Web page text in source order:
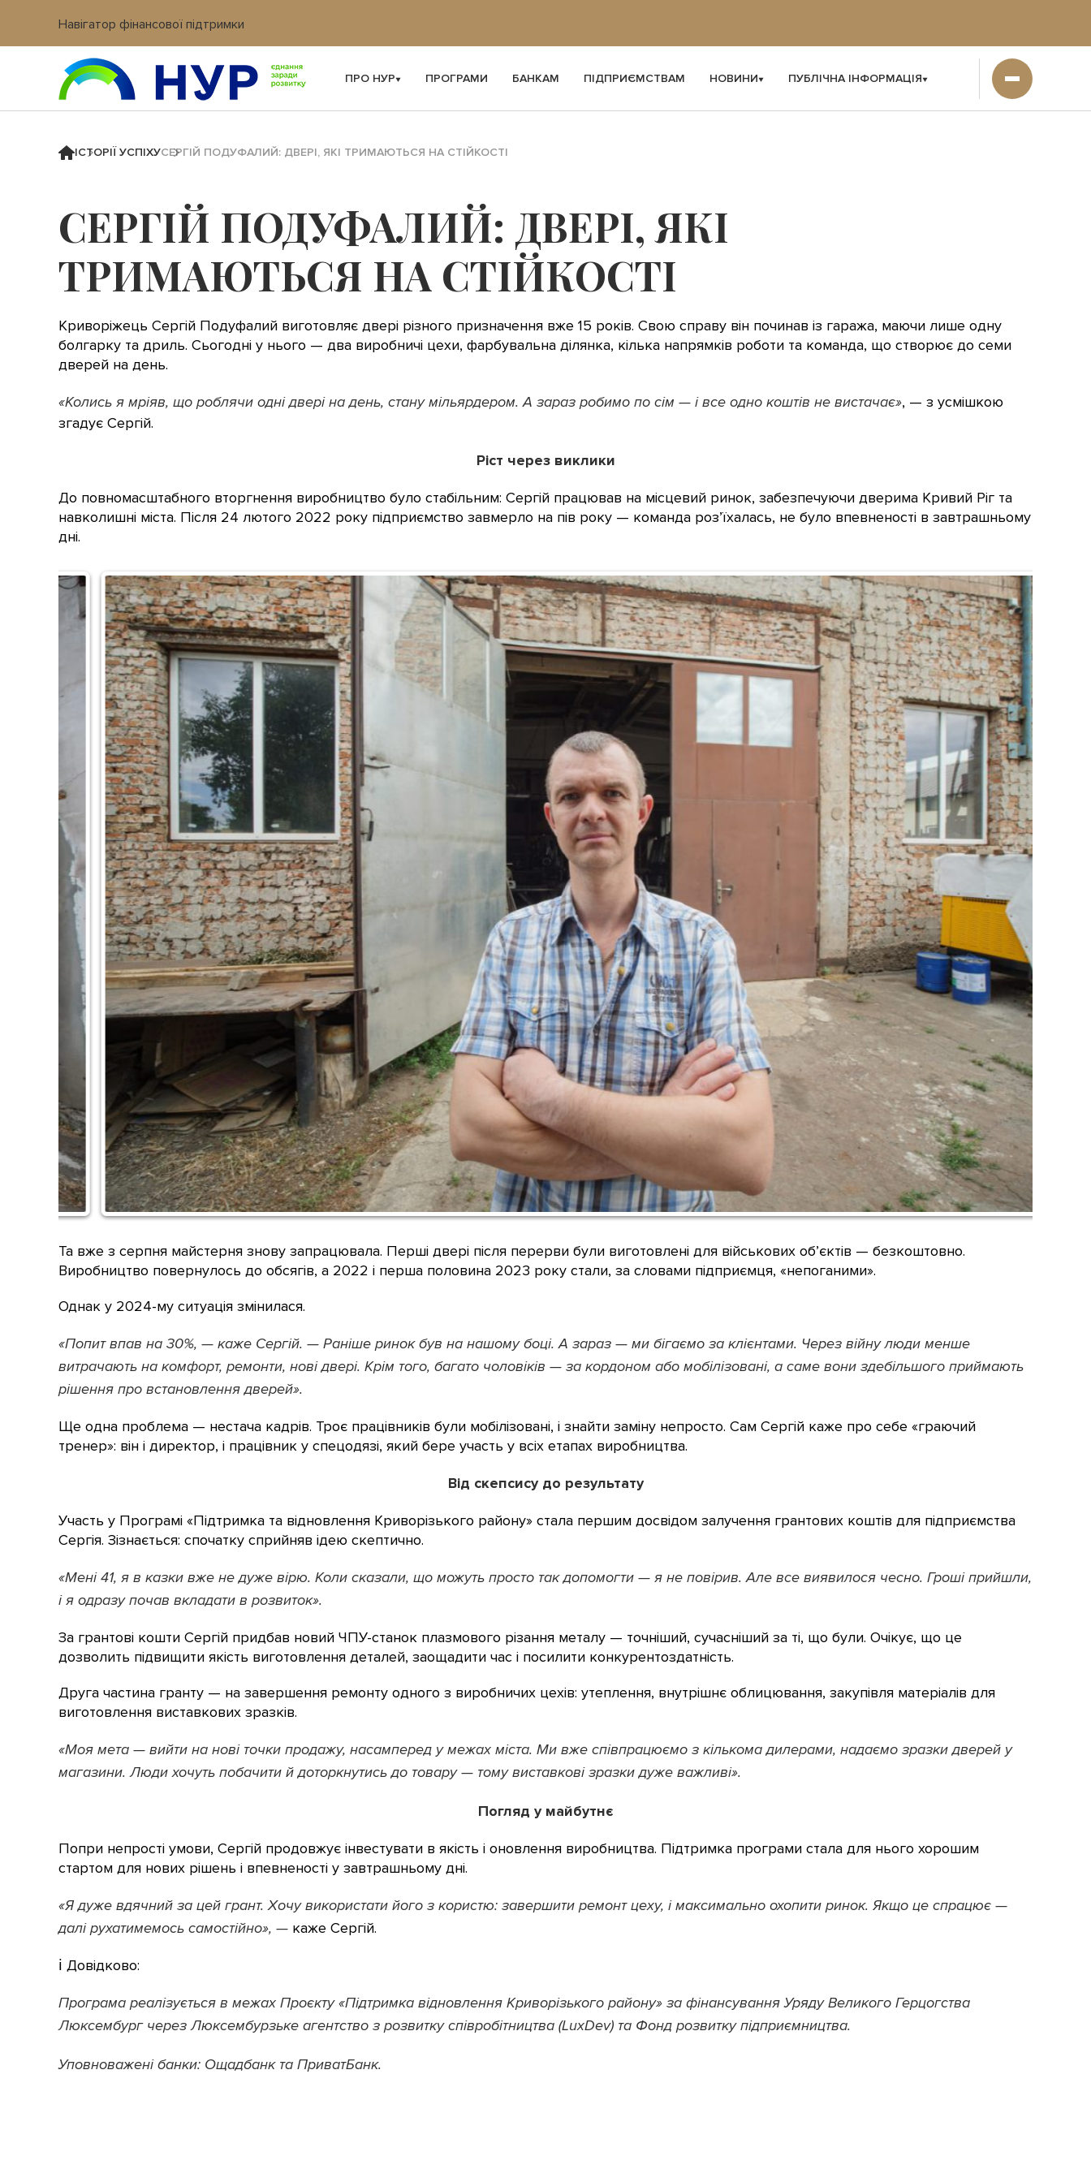
Навігатор фінансової підтримки
Вхід в кабінет IT платформи
ПРО НУР ПРОГРАМИ БАНКАМ ПІДПРИЄМСТВАМ НОВИНИ ПУБЛІЧНА ІНФОРМАЦІЯ
ІСТОРІЇ УСПІХУСЕРГІЙ ПОДУФАЛИЙ: ДВЕРІ, ЯКІ ТРИМАЮТЬСЯ НА СТІЙКОСТІ
СЕРГІЙ ПОДУФАЛИЙ: ДВЕРІ, ЯКІ
ТРИМАЮТЬСЯ НА СТІЙКОСТІ
Криворіжець Сергій Подуфалий виготовляє двері різного призначення вже 15 років. Свою справу він починав із гаража, маючи лише одну
болгарку та дриль. Сьогодні у нього — два виробничі цехи, фарбувальна ділянка, кілька напрямків роботи та команда, що створює до семи
дверей на день.
«Колись я мріяв, що роблячи одні двері на день, стану мільярдером. А зараз робимо по сім — і все одно коштів не вистачає», — з усмішкою
згадує Сергій.
Ріст через виклики
До повномасштабного вторгнення виробництво було стабільним: Сергій працював на місцевий ринок, забезпечуючи дверима Кривий Ріг та
навколишні міста. Після 24 лютого 2022 року підприємство завмерло на пів року — команда роз’їхалась, не було впевненості в завтрашньому
дні.
Та вже з серпня майстерня знову запрацювала. Перші двері після перерви були виготовлені для військових об’єктів — безкоштовно.
Виробництво повернулось до обсягів, а 2022 і перша половина 2023 року стали, за словами підприємця, «непоганими».
Однак у 2024-му ситуація змінилася.
«Попит впав на 30%, — каже Сергій. — Раніше ринок був на нашому боці. А зараз — ми бігаємо за клієнтами. Через війну люди менше
витрачають на комфорт, ремонти, нові двері. Крім того, багато чоловіків — за кордоном або мобілізовані, а саме вони здебільшого приймають
рішення про встановлення дверей».
Ще одна проблема — нестача кадрів. Троє працівників були мобілізовані, і знайти заміну непросто. Сам Сергій каже про себе «граючий
тренер»: він і директор, і працівник у спецодязі, який бере участь у всіх етапах виробництва.
Від скепсису до результату
Участь у Програмі «Підтримка та відновлення Криворізького району» стала першим досвідом залучення грантових коштів для підприємства
Сергія. Зізнається: спочатку сприйняв ідею скептично.
«Мені 41, я в казки вже не дуже вірю. Коли сказали, що можуть просто так допомогти — я не повірив. Але все виявилося чесно. Гроші прийшли,
і я одразу почав вкладати в розвиток».
За грантові кошти Сергій придбав новий ЧПУ-станок плазмового різання металу — точніший, сучасніший за ті, що були. Очікує, що це
дозволить підвищити якість виготовлення деталей, заощадити час і посилити конкурентоздатність.
Друга частина гранту — на завершення ремонту одного з виробничих цехів: утеплення, внутрішнє облицювання, закупівля матеріалів для
виготовлення виставкових зразків.
«Моя мета — вийти на нові точки продажу, насамперед у межах міста. Ми вже співпрацюємо з кількома дилерами, надаємо зразки дверей у
магазини. Люди хочуть побачити й доторкнутись до товару — тому виставкові зразки дуже важливі».
Погляд у майбутнє
Попри непрості умови, Сергій продовжує інвестувати в якість і оновлення виробництва. Підтримка програми стала для нього хорошим
стартом для нових рішень і впевненості у завтрашньому дні.
«Я дуже вдячний за цей грант. Хочу використати його з користю: завершити ремонт цеху, і максимально охопити ринок. Якщо це спрацює —
далі рухатимемось самостійно», — каже Сергій.
ℹ️ Довідково:
Програма реалізується в межах Проєкту «Підтримка відновлення Криворізького району» за фінансування Уряду Великого Герцогства
Люксембург через Люксембурзьке агентство з розвитку співробітництва (LuxDev) та Фонд розвитку підприємництва.
Уповноважені банки: Ощадбанк та ПриватБанк.